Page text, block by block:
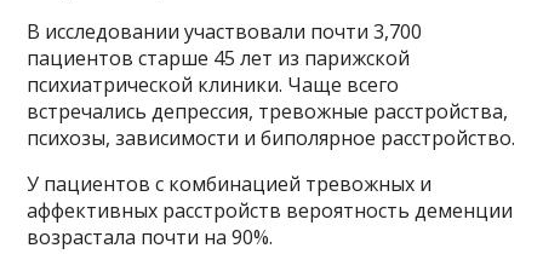
В исследовании участвовали почти 3,700
пациентов старше 45 лет из парижской
психиатрической клиники. Чаще всего
встречались депрессия, тревожные расстройства,
психозы, зависимости и биполярное расстройство.
У пациентов с комбинацией тревожных и
аффективных расстройств вероятность деменции
возрастала почти на 90%.